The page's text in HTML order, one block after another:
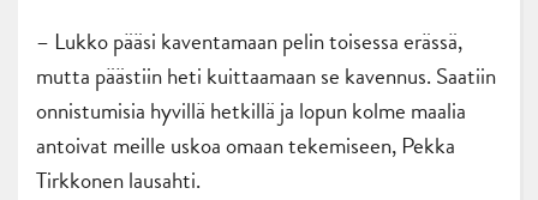
– Lukko pääsi kaventamaan pelin toisessa erässä,
mutta päästiin heti kuittaamaan se kavennus. Saatiin
onnistumisia hyvillä hetkillä ja lopun kolme maalia
antoivat meille uskoa omaan tekemiseen, Pekka
Tirkkonen lausahti.